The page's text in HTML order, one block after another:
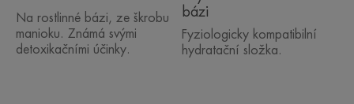
Na rostlinné bázi, ze škrobu
manioku. Známá svými
detoxikačními účinky.
bázi
Fyziologicky kompatibilní
hydratační složka.